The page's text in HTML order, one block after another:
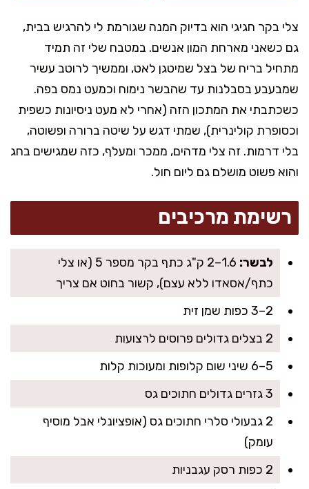
צלי בקר חגיגי הוא בדיוק המנה שגורמת לי להרגיש בבית,
גם כשאני מארחת המון אנשים. במטבח שלי זה תמיד
מתחיל בריח של בצל שמיטגן לאט, וממשיך לרוטב עשיר
שמבעבע בסבלנות עד שהבשר נימוח וכמעט נמס בפה.
כשכתבתי את המתכון הזה (אחרי לא מעט ניסיונות כשפית
וכסופרת קולינרית), שמתי דגש על שיטה ברורה ופשוטה,
בלי דרמות. זה צלי מדהים, ממכר ומעלף, כזה שמגישים בחג
והוא פשוט מושלם גם ליום חול.
רשימת מרכיבים
לבשר:
1.6–2 ק"ג כתף בקר מספר 5 (או צלי
כתף/אסאדו ללא עצם), קשור בחוט אם צריך
2–3 כפות שמן זית
2 בצלים גדולים פרוסים לרצועות
5–6 שיני שום קלופות ומעוכות קלות
3 גזרים גדולים חתוכים גס
2 גבעולי סלרי חתוכים גס (אופציונלי אבל מוסיף
עומק)
2 כפות רסק עגבניות